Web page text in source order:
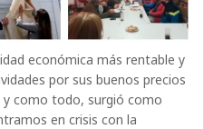
económica más rentable y
por sus buenos precios
y como todo, surgió como
en crisis con la